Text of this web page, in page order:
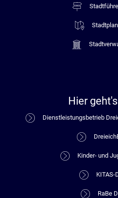
Hier
Dienstleistungsbetrieb
Kinder- und
KITAS-
RaBe